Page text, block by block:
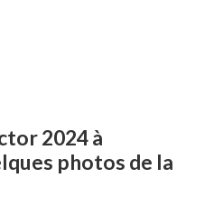
2024 à
photos de la